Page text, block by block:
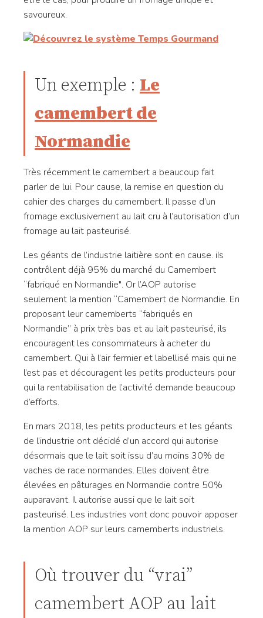
savoureux.
Un exemple : Le
camembert de
Normandie
Très récemment le camembert a beaucoup fait
parler de lui. Pour cause, la remise en question du
cahier des charges du camembert. Il passe d’un
fromage exclusivement au lait cru à l’autorisation d’un
fromage au lait pasteurisé.
Les géants de l’industrie laitière sont en cause. iIs
contrôlent déjà 95% du marché du Camembert
“fabriqué en Normandie". Or l’AOP autorise
seulement la mention “Camembert de Normandie. En
proposant leur camemberts “fabriqués en
Normandie” à prix très bas et au lait pasteurisé, ils
encouragent les consommateurs à acheter du
camembert. Qui à l’air fermier et labellisé mais qui ne
l’est pas et découragent les petits producteurs pour
qui la rentabilisation de l’activité demande beaucoup
d’efforts.
En mars 2018, les petits producteurs et les géants
de l’industrie ont décidé d’un accord qui autorise
désormais que le lait soit issu d’au moins 30% de
vaches de race normandes. Elles doivent être
élevées en pâturages en Normandie contre 50%
auparavant. Il autorise aussi que le lait soit
pasteurisé. Les industries vont donc pouvoir apposer
la mention AOP sur leurs camemberts industriels.
Où trouver du “vrai”
camembert AOP au lait